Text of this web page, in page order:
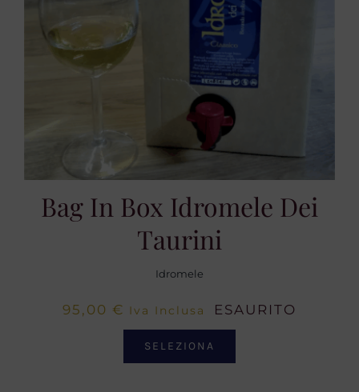
Bag In Box Idromele Dei
Taurini
Idromele
95,00 € Iva Inclusa ESAURITO
SELEZIONA